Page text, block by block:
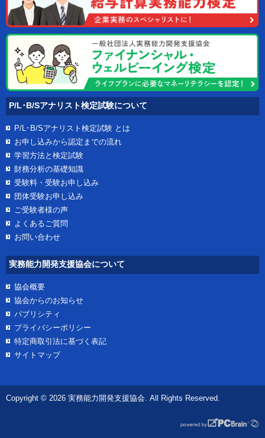
P/L･B/Sアナリスト検定試験について
P/L･B/Sアナリスト検定試験 とは
お申し込みから認定までの流れ
学習方法と検定試験
財務分析の基礎知識
受験料・受験お申し込み
団体受験お申し込み
ご受験者様の声
よくあるご質問
お問い合わせ
実務能力開発支援協会について
協会概要
協会からのお知らせ
パブリシティ
プライバシーポリシー
特定商取引法に基づく表記
サイトマップ
Copyright © 2026 実務能力開発支援協会. All Rights Reserved.